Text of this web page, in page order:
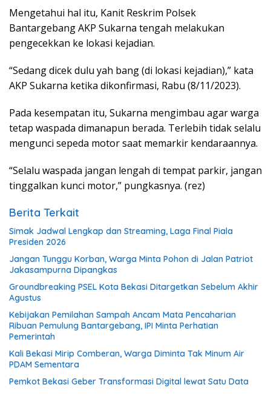
Mengetahui hal itu, Kanit Reskrim Polsek
Bantargebang AKP Sukarna tengah melakukan
pengecekkan ke lokasi kejadian.
“Sedang dicek dulu yah bang (di lokasi kejadian),” kata
AKP Sukarna ketika dikonfirmasi, Rabu (8/11/2023).
Pada kesempatan itu, Sukarna mengimbau agar warga
tetap waspada dimanapun berada. Terlebih tidak selalu
mengunci sepeda motor saat memarkir kendaraannya.
“Selalu waspada jangan lengah di tempat parkir, jangan
tinggalkan kunci motor,” pungkasnya. (rez)
Berita Terkait
Simak Jadwal Lengkap dan Streaming, Laga Final Piala
Presiden 2026
Jangan Tunggu Korban, Warga Minta Pohon di Jalan Patriot
Jakasampurna Dipangkas
Groundbreaking PSEL Kota Bekasi Ditargetkan Sebelum Akhir
Agustus
Kebijakan Pemilahan Sampah Ancam Mata Pencaharian
Ribuan Pemulung Bantargebang, IPI Minta Perhatian
Pemerintah
Kali Bekasi Mirip Comberan, Warga Diminta Tak Minum Air
PDAM Sementara
Pemkot Bekasi Geber Transformasi Digital lewat Satu Data